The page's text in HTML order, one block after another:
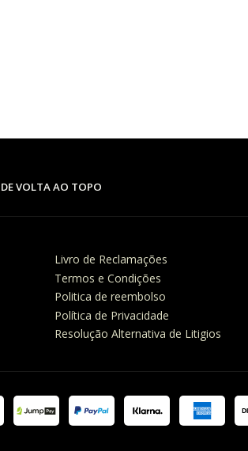
DE VOLTA AO TOPO
Livro de Reclamações
Termos e Condições
Politica de reembolso
Política de Privacidade
Resolução Alternativa de Litigios